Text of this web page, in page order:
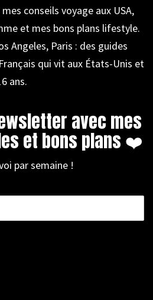
conseils voyage aux USA,
et mes bons plans lifestyle.
Angeles, Paris : des guides
qui vit aux États-Unis et
ans.
avec mes
et bons plans ❤️
par semaine !